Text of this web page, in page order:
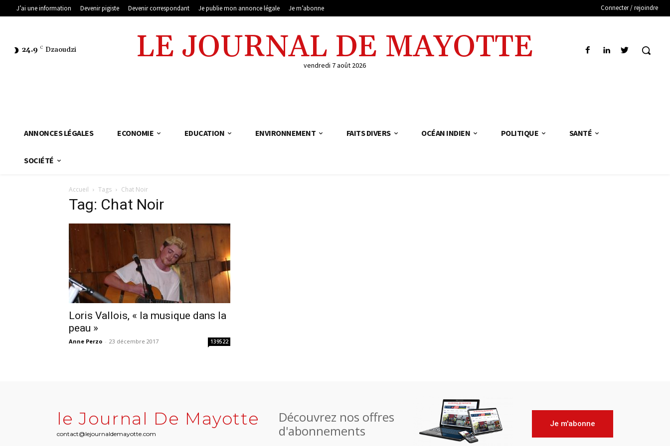
J’ai une information Devenir pigiste Devenir correspondant Je publie mon annonce légale Je m’abonne Connecter / rejoindre
24.9 C Dzaoudzi LE JOURNAL DE MAYOTTE
vendredi 7 août 2026
ANNONCES LÉGALES ECONOMIE EDUCATION ENVIRONNEMENT FAITS DIVERS OCÉAN INDIEN POLITIQUE SANTÉ
SOCIÉTÉ
Accueil Tags Chat Noir
Tag: Chat Noir
Loris Vallois, « la musique dans la
peau »
Anne Perzo - 23 décembre 2017 139522
le Journal De Mayotte
contact@lejournaldemayotte.com
Découvrez nos offres
d'abonnements
Je m'abonne